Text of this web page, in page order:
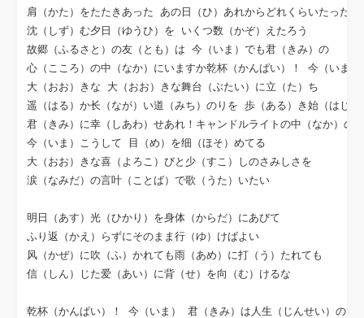
肩（かた）をたたきあった あの日（ひ）あれからどれくらいたったの
沈（しず）む夕日（ゆうひ）を いくつ数（かぞ）えたろう
故郷（ふるさと）の友（とも）は 今（いま）でも君（きみ）の
心（こころ）の中（なか）にいますか乾杯（かんぱい）！ 今（いま
大（おお）きな 大（おお）きな舞台（ぶたい）に立（た）ち
遥（はる）か长（なが）い道（みち）のりを 歩（ある）き始（はじ）
君（きみ）に幸（しあわ）せあれ！キャンドルライトの中（なか）の
今（いま）こうして 目（め）を细（ほそ）めてる
大（おお）きな喜（よろこ）びと少（すこ）しのさみしさを
涙（なみだ）の言叶（ことば）で歌（うた）いたい
明日（あす）光（ひかり）を身体（からだ）にあびて
ふり返（かえ）らずにそのまま行（ゆ）けばよい
风（かぜ）に吹（ふ）かれても雨（あめ）に打（う）たれても
信（しん）じた爱（あい）に背（せ）を向（む）けるな
乾杯（かんぱい）！ 今（いま） 君（きみ）は人生（じんせい）の